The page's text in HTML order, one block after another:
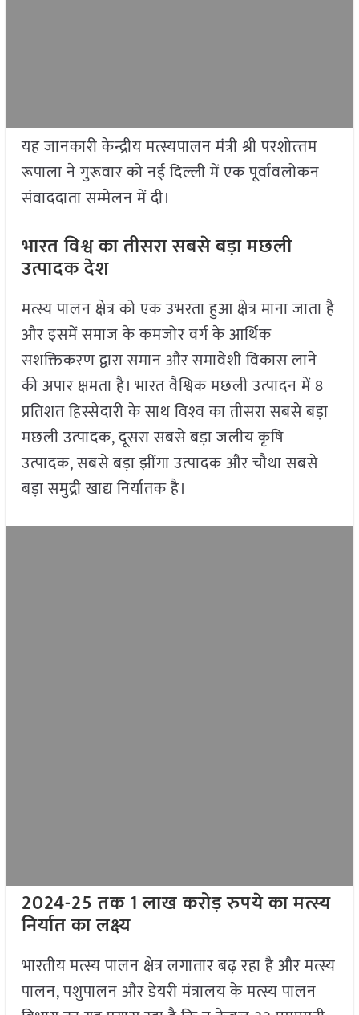
यह जानकारी केन्द्रीय मत्स्यपालन मंत्री श्री परशोत्‍तम
रूपाला ने गुरूवार को नई दिल्ली में एक पूर्वावलोकन
संवाददाता सम्मेलन में दी।
भारत विश्व का तीसरा सबसे बड़ा मछली
उत्पादक देश
मत्स्य पालन क्षेत्र को एक उभरता हुआ क्षेत्र माना जाता है
और इसमें समाज के कमजोर वर्ग के आर्थिक
सशक्तिकरण द्वारा समान और समावेशी विकास लाने
की अपार क्षमता है। भारत वैश्विक मछली उत्पादन में 8
प्रतिशत हिस्सेदारी के साथ विश्‍व का तीसरा सबसे बड़ा
मछली उत्पादक, दूसरा सबसे बड़ा जलीय कृषि
उत्पादक, सबसे बड़ा झींगा उत्पादक और चौथा सबसे
बड़ा समुद्री खाद्य निर्यातक है।
2024-25तक1लाख करोड़ रुपये का मत्स्य
निर्यात का लक्ष्य
भारतीय मत्स्य पालन क्षेत्र लगातार बढ़ रहा है और मत्स्य
पालन, पशुपालन और डेयरी मंत्रालय के मत्स्य पालन